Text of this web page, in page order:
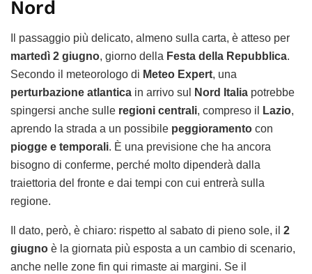
Nord
Il passaggio più delicato, almeno sulla carta, è atteso per
martedì 2 giugno, giorno della Festa della Repubblica.
Secondo il meteorologo di Meteo Expert, una
perturbazione atlantica in arrivo sul Nord Italia potrebbe
spingersi anche sulle regioni centrali, compreso il Lazio,
aprendo la strada a un possibile peggioramento con
piogge e temporali. È una previsione che ha ancora
bisogno di conferme, perché molto dipenderà dalla
traiettoria del fronte e dai tempi con cui entrerà sulla
regione.
Il dato, però, è chiaro: rispetto al sabato di pieno sole, il 2
giugno è la giornata più esposta a un cambio di scenario,
anche nelle zone fin qui rimaste ai margini. Se il